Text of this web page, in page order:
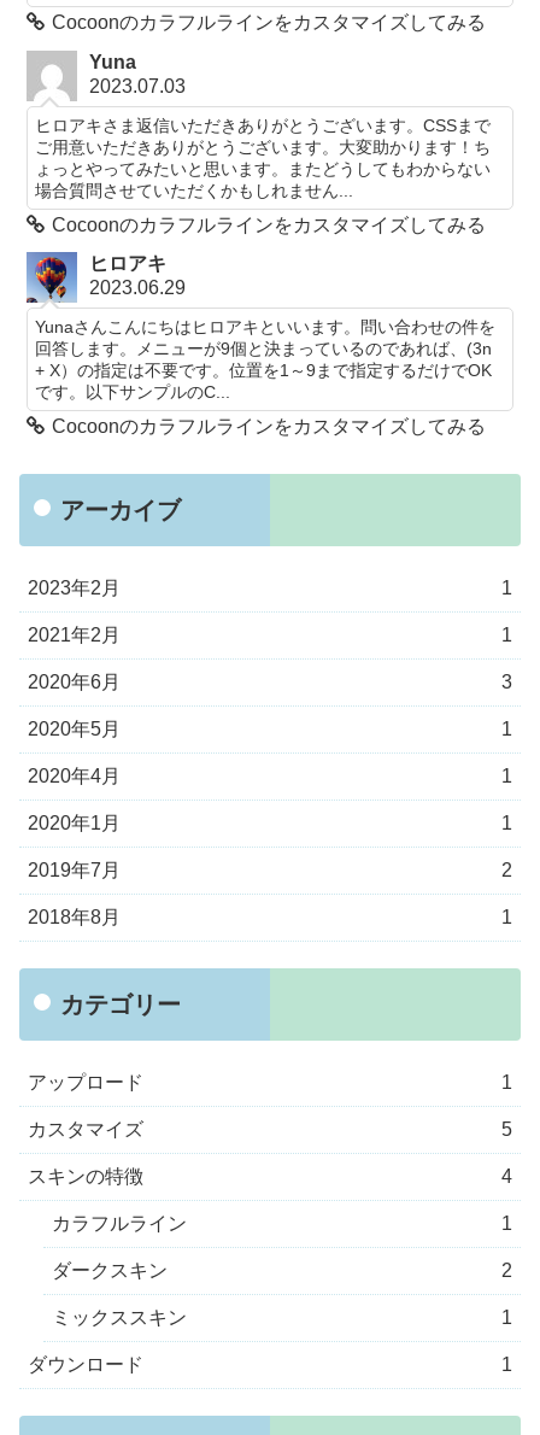
Cocoonのカラフルラインをカスタマイズしてみる
Yuna
2023.07.03
ヒロアキさま返信いただきありがとうございます。CSSまで
ご用意いただきありがとうございます。大変助かります！ち
ょっとやってみたいと思います。またどうしてもわからない
場合質問させていただくかもしれません...
Cocoonのカラフルラインをカスタマイズしてみる
ヒロアキ
2023.06.29
Yunaさんこんにちはヒロアキといいます。問い合わせの件を
回答します。メニューが9個と決まっているのであれば、(3n
+ X）の指定は不要です。位置を1～9まで指定するだけでOK
です。以下サンプルのC...
Cocoonのカラフルラインをカスタマイズしてみる
アーカイブ
2023年2月 1
2021年2月 1
2020年6月 3
2020年5月 1
2020年4月 1
2020年1月 1
2019年7月 2
2018年8月 1
カテゴリー
アップロード 1
カスタマイズ 5
スキンの特徴 4
カラフルライン 1
ダークスキン 2
ミックススキン 1
ダウンロード 1